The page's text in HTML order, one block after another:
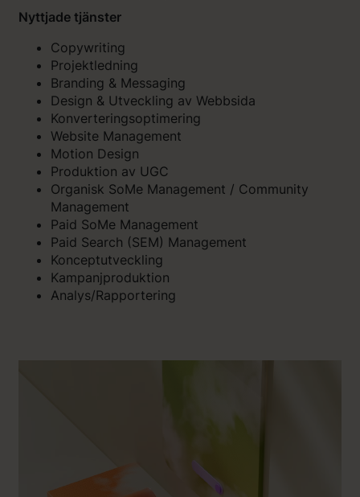
Nyttjade tjänster
Copywriting
Projektledning
Branding & Messaging
Design & Utveckling av Webbsida
Konverteringsoptimering
Website Management
Motion Design
Produktion av UGC
Organisk SoMe Management / Community
Management
Paid SoMe Management
Paid Search (SEM) Management
Konceptutveckling
Kampanjproduktion
Analys/Rapportering